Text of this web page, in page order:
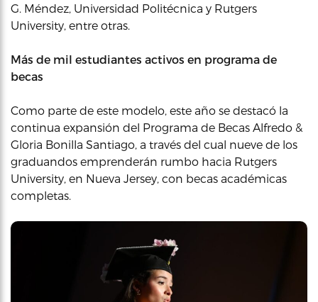
G. Méndez, Universidad Politécnica y Rutgers
University, entre otras.
Más de mil estudiantes activos en programa de
becas
Como parte de este modelo, este año se destacó la
continua expansión del Programa de Becas Alfredo &
Gloria Bonilla Santiago, a través del cual nueve de los
graduandos emprenderán rumbo hacia Rutgers
University, en Nueva Jersey, con becas académicas
completas.